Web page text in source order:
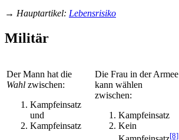
→ Hauptartikel: Lebensrisiko
Militär
Der Mann hat die
Wahl zwischen:
Kampfeinsatz
und
Kampfeinsatz
Die Frau in der Armee
kann wählen
zwischen:
Kampfeinsatz
Kein
[8]